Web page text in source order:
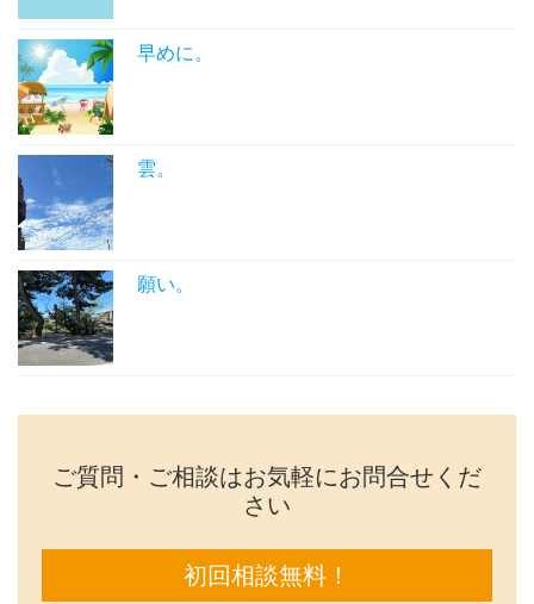
早めに。
雲。
願い。
ご質問・ご相談はお気軽にお問合せくだ
さい
初回相談無料！